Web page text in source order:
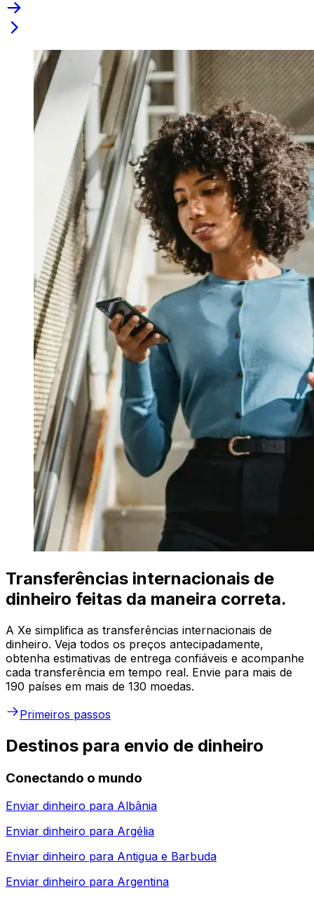
Transferências internacionais de
dinheiro feitas da maneira correta.
A Xe simplifica as transferências internacionais de
dinheiro. Veja todos os preços antecipadamente,
obtenha estimativas de entrega confiáveis e acompanhe
cada transferência em tempo real. Envie para mais de
190 países em mais de 130 moedas.
Primeiros passos
Destinos para envio de dinheiro
Conectando o mundo
Enviar dinheiro para Albânia
Enviar dinheiro para Argélia
Enviar dinheiro para Antigua e Barbuda
Enviar dinheiro para Argentina